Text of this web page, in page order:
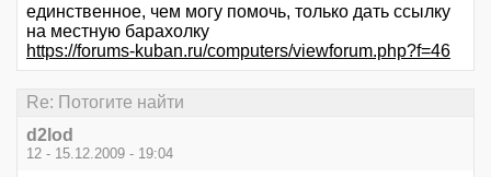
единственное, чем могу помочь, только дать ссылку
на местную барахолку
https://forums-kuban.ru/computers/viewforum.php?f=46
Re: Потогите найти
d2lod
12 - 15.12.2009 - 19:04